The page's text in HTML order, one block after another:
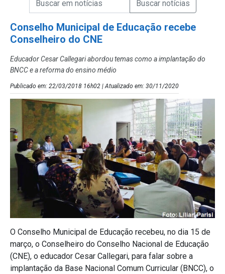
Conselho Municipal de Educação recebe
Conselheiro do CNE
Educador Cesar Callegari abordou temas como a implantação do
BNCC e a reforma do ensino médio
Publicado em: 22/03/2018 16h02 | Atualizado em: 30/11/2020
O Conselho Municipal de Educação recebeu, no dia 15 de
março, o Conselheiro do Conselho Nacional de Educação
(CNE), o educador Cesar Callegari, para falar sobre a
implantação da Base Nacional Comum Curricular (BNCC), o